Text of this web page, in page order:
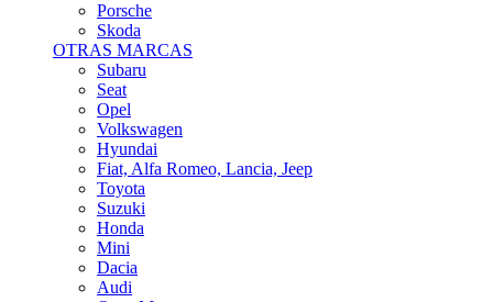
OTRAS MARCAS
Subaru
Seat
Opel
Volkswagen
Hyundai
Fiat, Alfa Romeo, Lancia, Jeep
Toyota
Suzuki
Honda
Mini
Dacia
Audi
Otras Marcas